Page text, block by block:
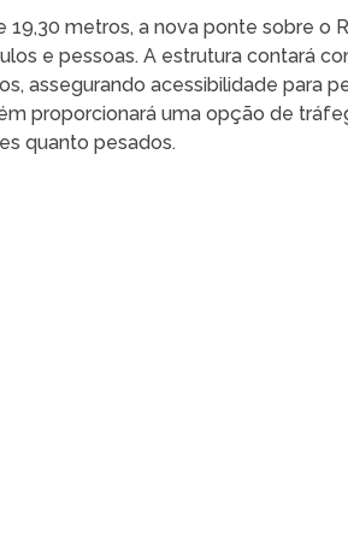
metros, a nova ponte sobre o
e pessoas. A estrutura contará
assegurando acessibilidade para
proporcionará uma opção de
quanto pesados.